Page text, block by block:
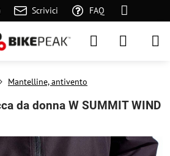
Scrivici FAQ
Mantelline, antivento
da donna W SUMMIT WIND